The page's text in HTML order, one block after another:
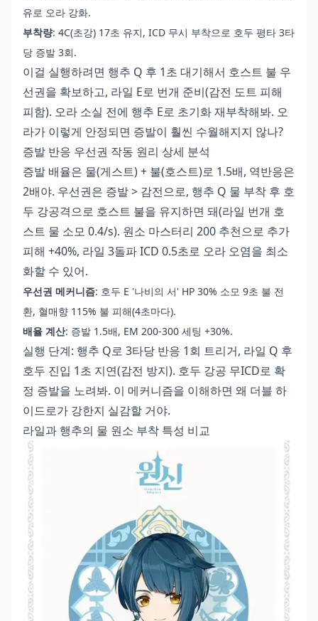
유로 오라 강화.
부착량: 4C(초강) 17초 유지, ICD 무시 부착으로 호두 평타 3타
당 증발 3회.
이걸 실행하려면 행추 Q 후 1초 대기해서 호스트 불 우
선권을 확보하고, 라일 E로 번개 준비(감전 도트 피해
피함). 오라 소실 전에 행추 E로 초기화 재부착해봐. 오
라가 이렇게 안정되면 증발이 훨씬 수월해지지 않나?
증발 반응 우선권 작동 원리 상세 분석
증발 배율은 물(게스트) + 불(호스트)로 1.5배, 역반응은
2배야. 우선권은 증발 > 감전으로, 행추 Q 물 부착 후 호
두 강공격으로 호스트 불을 유지하면 돼(라일 번개 호
스트 물 소모 0.4/s). 원소 마스터리 200 추천으로 추가
피해 +40%, 라일 3돌파 ICD 0.5초로 오라 오염을 최소
화할 수 있어.
우선권 메커니즘: 호두 E '나비의 서' HP 30% 소모 9초 불 전
환, 혈매향 115% 불 피해(4초마다).
배율 계산: 증발 1.5배, EM 200-300 세팅 +30%.
실행 단계: 행추 Q로 3타당 반응 1회 트리거, 라일 Q 후
호두 진입 1초 지연(감전 방지). 호두 강공 무ICD로 확
정 증발을 노려봐. 이 메커니즘을 이해하면 왜 더블 하
이드로가 강한지 실감할 거야.
라일과 행추의 물 원소 부착 특성 비교